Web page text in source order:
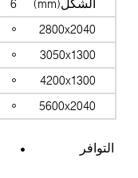
الشكل(mm)
6
2800x2040
3050x1300
4200x1300
5600x2040
التوافر